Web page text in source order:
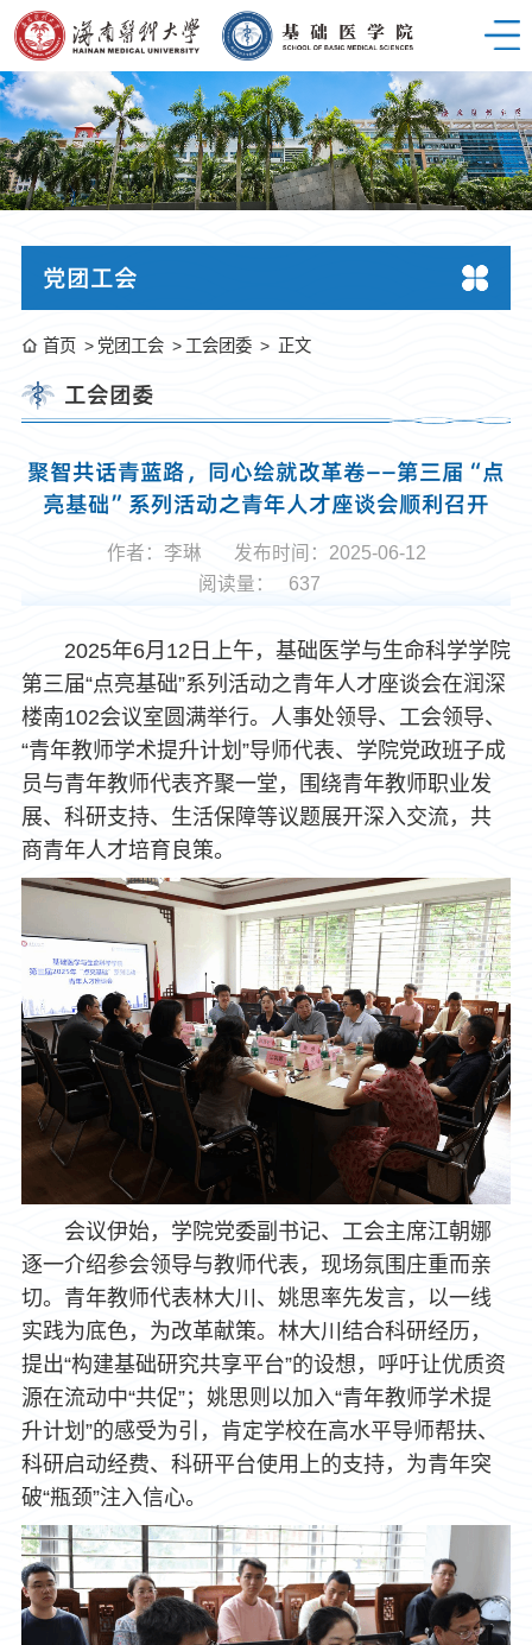
党团工会
首页 党团工会 工会团委 正文
工会团委
聚智共话青蓝路，同心绘就改革卷——第三届“点
亮基础”系列活动之青年人才座谈会顺利召开
作者：李琳
发布时间：2025-06-12
阅读量：
637
2025年6月12日上午，基础医学与生命科学学院
第三届“点亮基础”系列活动之青年人才座谈会在润深
楼南102会议室圆满举行。人事处领导、工会领导、
“青年教师学术提升计划”导师代表、学院党政班子成
员与青年教师代表齐聚一堂，围绕青年教师职业发
展、科研支持、生活保障等议题展开深入交流，共
商青年人才培育良策。
会议伊始，学院党委副书记、工会主席江朝娜
逐一介绍参会领导与教师代表，现场氛围庄重而亲
切。青年教师代表林大川、姚思率先发言，以一线
实践为底色，为改革献策。林大川结合科研经历，
提出“构建基础研究共享平台”的设想，呼吁让优质资
源在流动中“共促”；姚思则以加入“青年教师学术提
升计划”的感受为引，肯定学校在高水平导师帮扶、
科研启动经费、科研平台使用上的支持，为青年突
破“瓶颈”注入信心。